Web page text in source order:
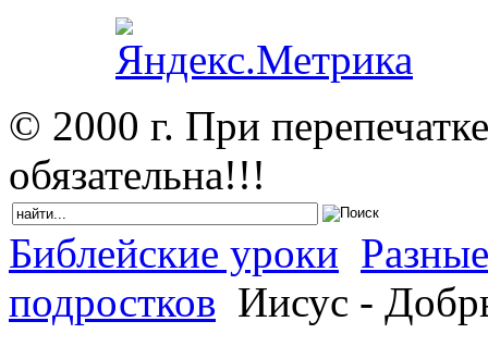
© 2000 г. При
обязательна!!!
Библейские уроки
подростков Иисус -